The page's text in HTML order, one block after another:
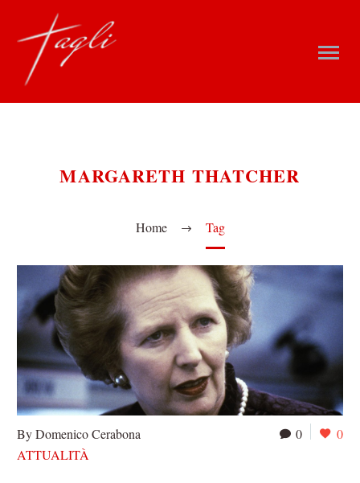
MARGARETH THATCHER
Home Tag
0 0
By Domenico Cerabona
ATTUALITÀ